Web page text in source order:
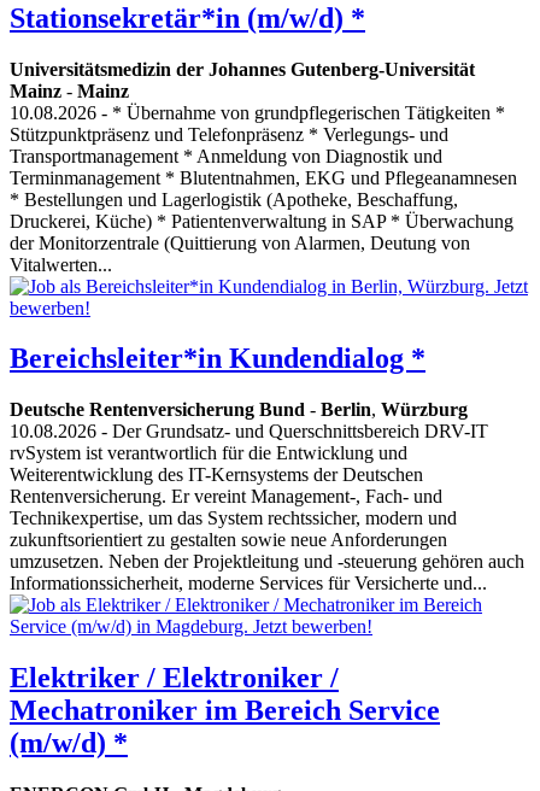
Stationsekretär*in (m/w/d) *
Universitätsmedizin der Johannes Gutenberg-Universität
Mainz - Mainz
10.08.2026 - * Übernahme von grundpflegerischen Tätigkeiten *
Stützpunktpräsenz und Telefonpräsenz * Verlegungs- und
Transportmanagement * Anmeldung von Diagnostik und
Terminmanagement * Blutentnahmen, EKG und Pflegeanamnesen
* Bestellungen und Lagerlogistik (Apotheke, Beschaffung,
Druckerei, Küche) * Patientenverwaltung in SAP * Überwachung
der Monitorzentrale (Quittierung von Alarmen, Deutung von
Vitalwerten...
Bereichsleiter*in Kundendialog *
Deutsche Rentenversicherung Bund - Berlin, Würzburg
10.08.2026 - Der Grundsatz- und Querschnittsbereich DRV-IT
rvSystem ist verantwortlich für die Entwicklung und
Weiterentwicklung des IT-Kernsystems der Deutschen
Rentenversicherung. Er vereint Management-, Fach- und
Technikexpertise, um das System rechtssicher, modern und
zukunftsorientiert zu gestalten sowie neue Anforderungen
umzusetzen. Neben der Projektleitung und -steuerung gehören auch
Informationssicherheit, moderne Services für Versicherte und...
Elektriker / Elektroniker /
Mechatroniker im Bereich Service
(m/w/d) *